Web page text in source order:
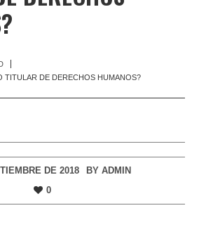
TITULAR DE DERECHOS HUMANOS?
DE 2018 BY ADMIN
0